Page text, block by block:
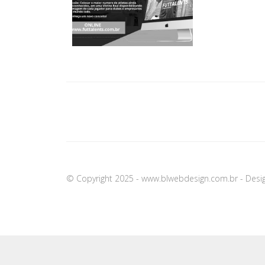
© Copyright 2025 - www.blwebdesign.com.br -